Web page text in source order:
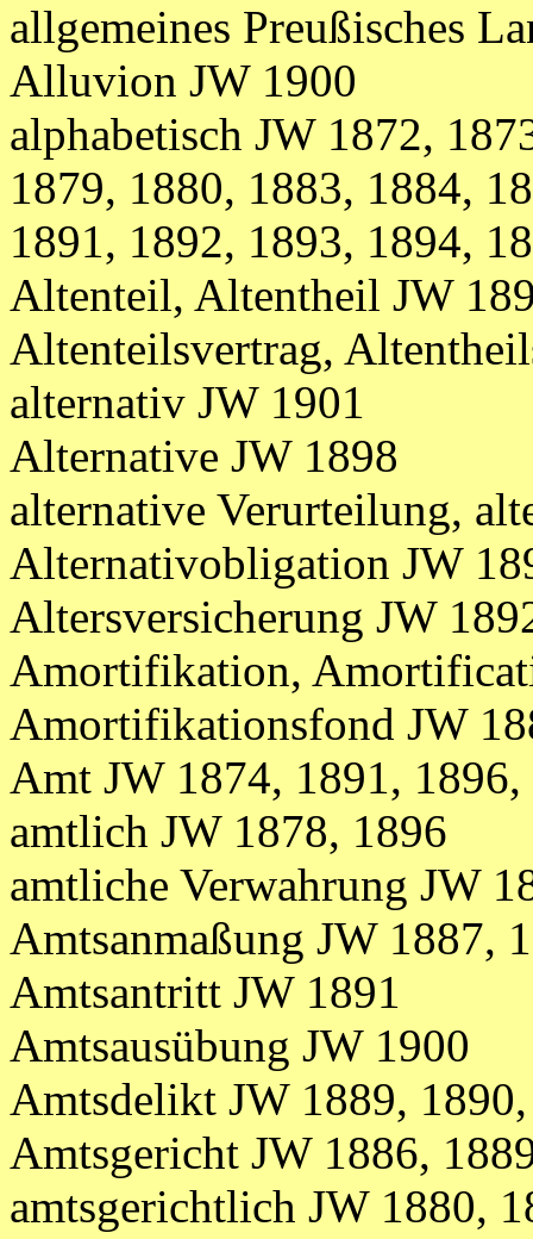
allgemeines Preußisches
Alluvion JW 1900
alphabetisch JW 1872,
1879, 1880, 1883, 1884,
1891, 1892, 1893, 1894,
Altenteil, Altentheil JW
Altenteilsvertrag,
alternativ JW 1901
Alternative JW 1898
alternative Verurteilung,
Alternativobligation JW
Altersversicherung JW
Amortifikation,
Amortifikationsfond JW
Amt JW 1874, 1891,
amtlich JW 1878, 1896
amtliche Verwahrung JW
Amtsanmaßung JW 1887,
Amtsantritt JW 1891
Amtsausübung JW 1900
Amtsdelikt JW 1889,
Amtsgericht JW 1886,
amtsgerichtlich JW 1880,